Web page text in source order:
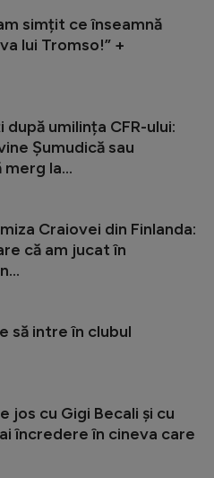
simțit ce înseamnă
lui Tromso!” +
umilința CFR-ului:
Șumudică sau
merg la...
Craiovei din Finlanda:
că am jucat în
să intre în clubul
jos cu Gigi Becali și cu
încredere în cineva care